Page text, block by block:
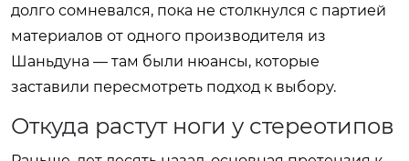
долго сомневался, пока не столкнулся с партией
материалов от одного производителя из
Шаньдуна — там были нюансы, которые
заставили пересмотреть подход к выбору.
Откуда растут ноги у стереотипов